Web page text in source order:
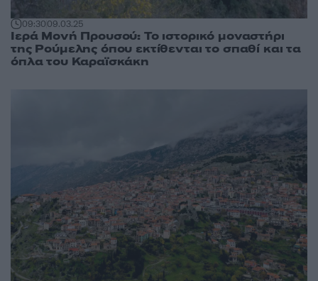
09:3009.03.25
Ιερά Μονή Προυσού: To ιστορικό μοναστήρι
της Ρούμελης όπου εκτίθενται το σπαθί και τα
όπλα του Καραϊσκάκη